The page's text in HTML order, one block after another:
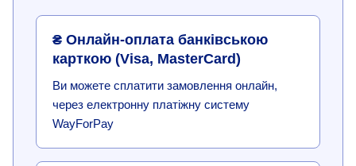
₴ Онлайн-оплата банківською
карткою (Visa, MasterCard)
Ви можете сплатити замовлення онлайн,
через електронну платіжну систему
WayForPay